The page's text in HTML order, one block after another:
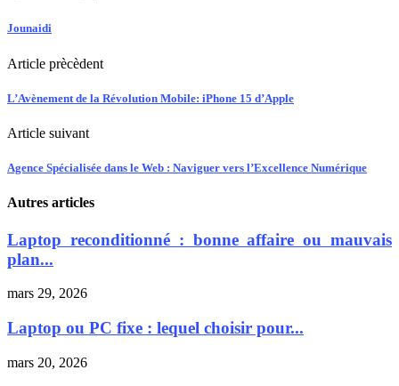
Jounaidi
Article prècèdent
L’Avènement de la Révolution Mobile: iPhone 15 d’Apple
Article suivant
Agence Spécialisée dans le Web : Naviguer vers l’Excellence Numérique
Autres articles
Laptop reconditionné : bonne affaire ou mauvais
plan...
mars 29, 2026
Laptop ou PC fixe : lequel choisir pour...
mars 20, 2026